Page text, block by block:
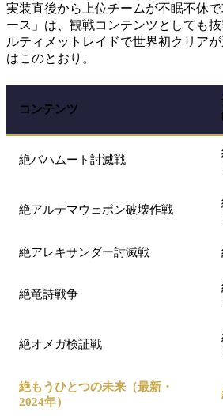
実装直後から上位チームが不眠不休
ース」は、観戦コンテンツとしても
ルティメットレイドで世界初クリア
はこのとおり。
コンテンツ
絶バハムート討滅戦
絶アルテマウェポン破壊作戦
絶アレキサンダー討滅戦
絶竜詩戦争
絶オメガ検証戦
絶もうひとつの未来（最新・
2024年）